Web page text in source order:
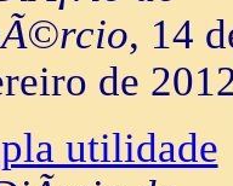
, 14
de
utilidade